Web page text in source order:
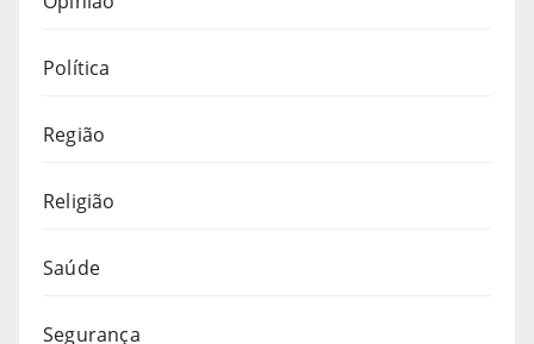
Política
Região
Religião
Saúde
Segurança